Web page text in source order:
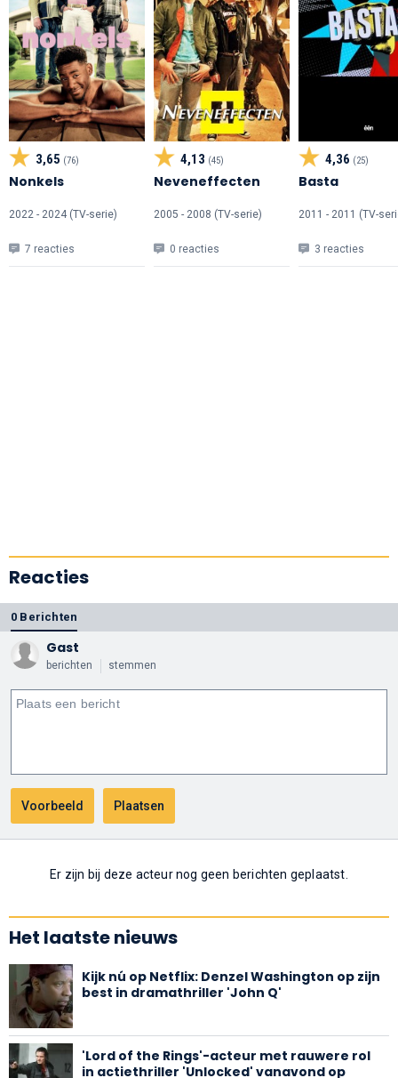
3,65 (76)
Nonkels
2022 - 2024 (TV-serie)
7 reacties
4,13 (45)
Neveneffecten
2005 - 2008 (TV-serie)
0 reacties
4,36 (25)
Basta
2011 - 2011 (TV-
3 reacties
Reacties
0 Berichten
Gast
berichten stemmen
Er zijn bij deze acteur nog geen berichten geplaatst.
Het laatste nieuws
Kijk nú op Netflix: Denzel Washington op zijn
best in dramathriller 'John Q'
'Lord of the Rings'-acteur met rauwere rol
in actiethriller 'Unlocked' vanavond op